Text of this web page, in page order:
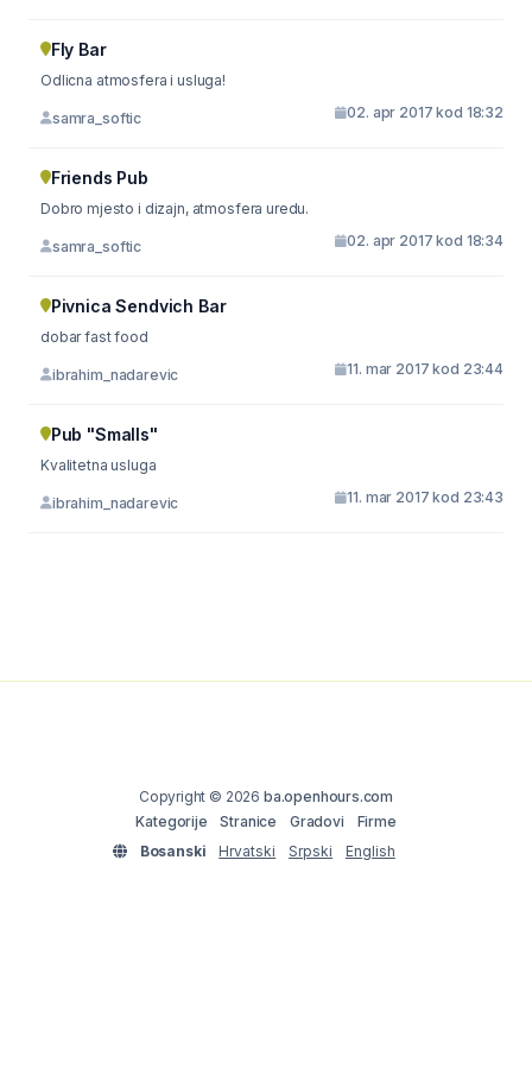
Fly Bar
Odlicna atmosfera i usluga!
samra_softic 02. apr 2017 kod 18:32
Friends Pub
Dobro mjesto i dizajn, atmosfera uredu.
samra_softic 02. apr 2017 kod 18:34
Pivnica Sendvich Bar
dobar fast food
ibrahim_nadarevic 11. mar 2017 kod 23:44
Pub "Smalls"
Kvalitetna usluga
ibrahim_nadarevic 11. mar 2017 kod 23:43
Copyright © 2026 ba.openhours.com
Kategorije
Stranice Gradovi
Firme
Bosanski
Hrvatski Srpski English